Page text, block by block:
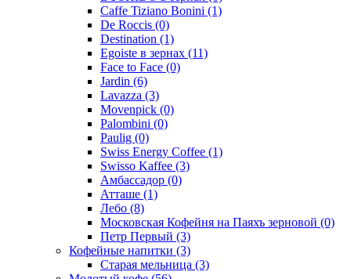
Caffe Tiziano Bonini (1)
De Roccis (0)
Destination (1)
Egoiste в зернах (11)
Face to Face (0)
Jardin (6)
Lavazza (3)
Movenpick (0)
Palombini (0)
Paulig (0)
Swiss Energy Coffee (1)
Swisso Kaffee (3)
Амбассадор (0)
Атташе (1)
Лебо (8)
Московская Кофейня на Паяхъ зерновой (0)
Петр Первый (3)
Кофейные напитки (3)
Старая мельница (3)